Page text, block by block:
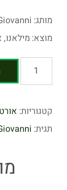
מותג:
מוצא: מילאנו,
קטגוריות:
תגית: